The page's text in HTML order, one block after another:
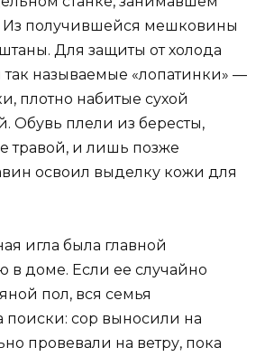
Из получившейся мешковины
Для защиты от холода
называемые «лопатинки» —
плотно набитые сухой
Обувь плели из бересты,
травой, и лишь позже
освоил выделку кожи для
игла была главной
в доме. Если ее случайно
пол, вся семья
поиски: сор выносили на
провевали на ветру, пока